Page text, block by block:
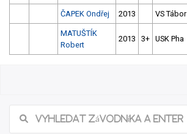
ČAPEK Ondřej 2013 VS Tábor
MATUŠTÍK
Robert
2013 3+ USK Pha